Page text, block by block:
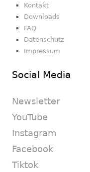
Kontakt
Downloads
FAQ
Datenschutz
Impressum
Social Media
Newsletter
YouTube
Instagram
Facebook
Tiktok